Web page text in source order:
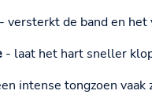
versterkt de band en het
- laat het hart sneller
intense tongzoen vaak